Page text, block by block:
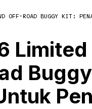
Mayako MX8
ROAD BUGGY KIT:
Limited